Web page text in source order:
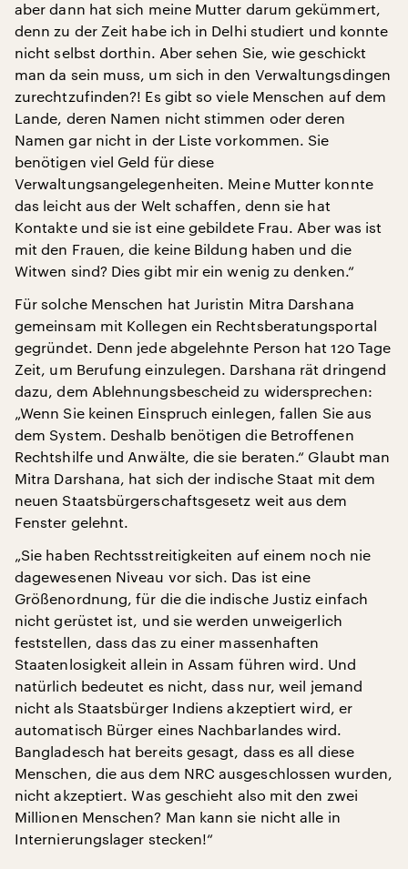
aber dann hat sich meine Mutter darum gekümmert,
denn zu der Zeit habe ich in Delhi studiert und konnte
nicht selbst dorthin. Aber sehen Sie, wie geschickt
man da sein muss, um sich in den Verwaltungsdingen
zurechtzufinden?! Es gibt so viele Menschen auf dem
Lande, deren Namen nicht stimmen oder deren
Namen gar nicht in der Liste vorkommen. Sie
benötigen viel Geld für diese
Verwaltungsangelegenheiten. Meine Mutter konnte
das leicht aus der Welt schaffen, denn sie hat
Kontakte und sie ist eine gebildete Frau. Aber was ist
mit den Frauen, die keine Bildung haben und die
Witwen sind? Dies gibt mir ein wenig zu denken.“
Für solche Menschen hat Juristin Mitra Darshana
gemeinsam mit Kollegen ein Rechtsberatungsportal
gegründet. Denn jede abgelehnte Person hat 120 Tage
Zeit, um Berufung einzulegen. Darshana rät dringend
dazu, dem Ablehnungsbescheid zu widersprechen:
„Wenn Sie keinen Einspruch einlegen, fallen Sie aus
dem System. Deshalb benötigen die Betroffenen
Rechtshilfe und Anwälte, die sie beraten.“ Glaubt man
Mitra Darshana, hat sich der indische Staat mit dem
neuen Staatsbürgerschaftsgesetz weit aus dem
Fenster gelehnt.
„Sie haben Rechtsstreitigkeiten auf einem noch nie
dagewesenen Niveau vor sich. Das ist eine
Größenordnung, für die die indische Justiz einfach
nicht gerüstet ist, und sie werden unweigerlich
feststellen, dass das zu einer massenhaften
Staatenlosigkeit allein in Assam führen wird. Und
natürlich bedeutet es nicht, dass nur, weil jemand
nicht als Staatsbürger Indiens akzeptiert wird, er
automatisch Bürger eines Nachbarlandes wird.
Bangladesch hat bereits gesagt, dass es all diese
Menschen, die aus dem NRC ausgeschlossen wurden,
nicht akzeptiert. Was geschieht also mit den zwei
Millionen Menschen? Man kann sie nicht alle in
Internierungslager stecken!“